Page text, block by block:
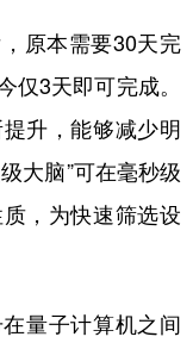
原本需要30天完
仅3天即可完成。
升，能够减少明
大脑”可在毫秒级
，为快速筛选设
量子计算机之间